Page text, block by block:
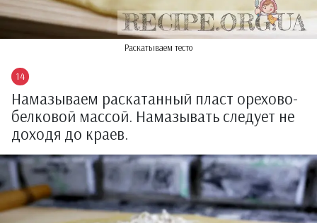
Раскатываем тесто
Намазываем раскатанный пласт орехово-
белковой массой. Намазывать следует не
доходя до краев.